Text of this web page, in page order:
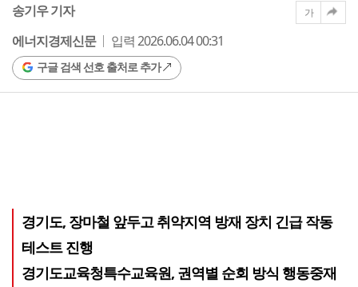
송기우 기자
에너지경제신문
입력 2026.06.04 00:31
구글 검색 선호 출처로 추가
가
경기도, 장마철 앞두고 취약지역 방재 장치 긴급 작동
테스트 진행
경기도교육청특수교육원, 권역별 순회 방식 행동중재